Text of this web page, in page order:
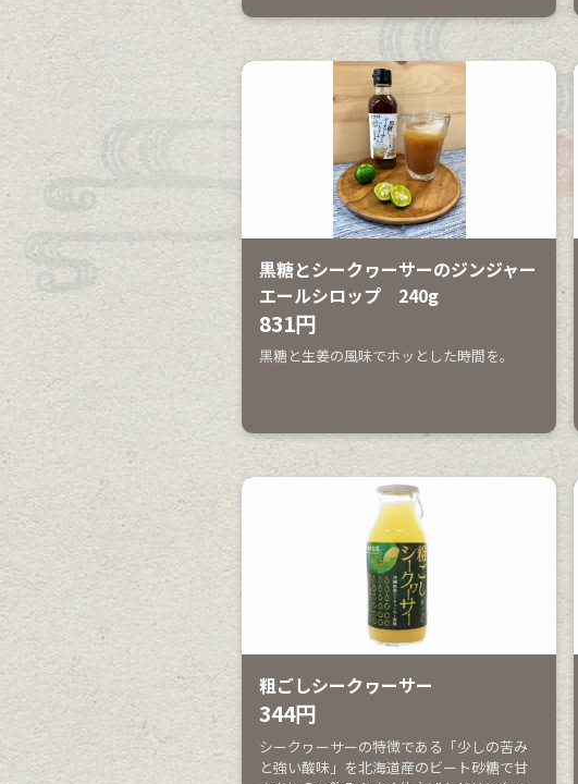
黒糖とシークヮーサーのジンジャー
エールシロップ 240g
831円
黒糖と生姜の風味でホッとした時間を。
粗ごしシークヮーサー
344円
シークヮーサーの特徴である「少しの苦み
と強い酸味」を北海道産のビート砂糖で甘